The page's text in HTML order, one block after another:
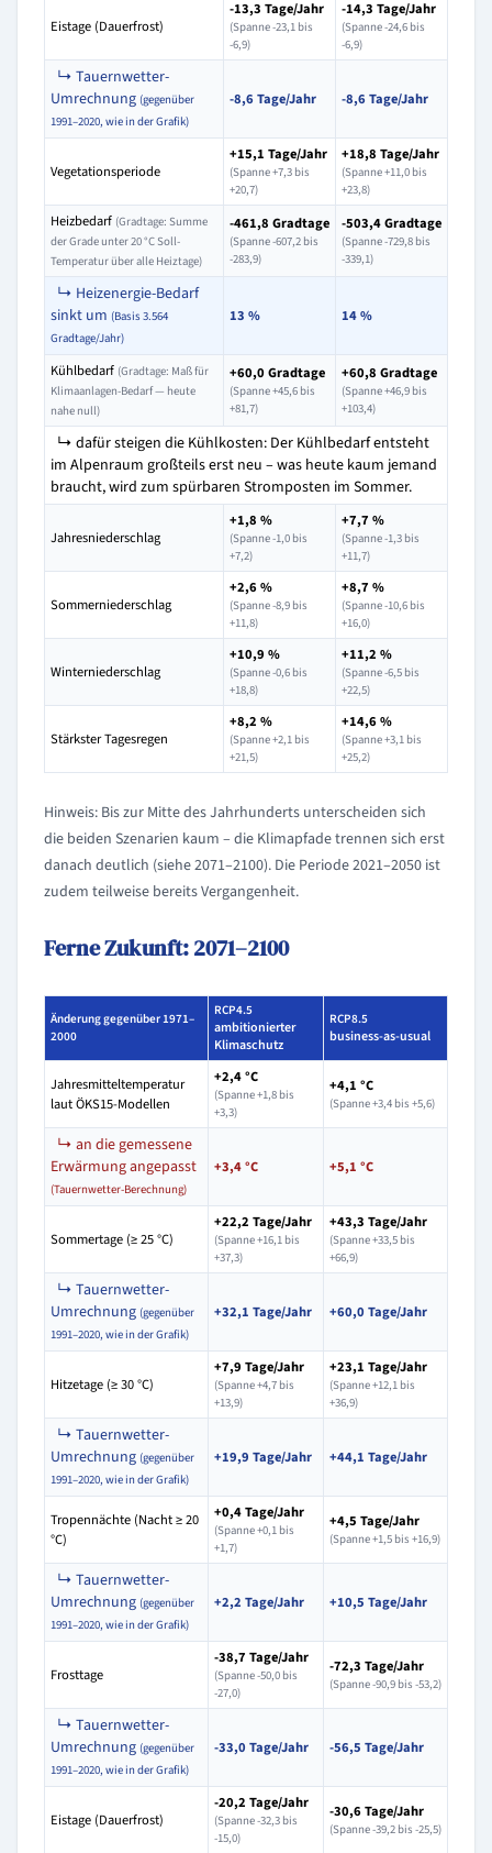
Eistage (Dauerfrost)
-13,3 Tage/Jahr
(Spanne -23,1 bis
-6,9)
-14,3 Tage/Jahr
(Spanne -24,6 bis
-6,9)
↳ Tauernwetter-
Umrechnung (gegenüber
1991–2020, wie in der Grafik)
-8,6 Tage/Jahr -8,6 Tage/Jahr
Vegetationsperiode
+15,1 Tage/Jahr
(Spanne +7,3 bis
+20,7)
+18,8 Tage/Jahr
(Spanne +11,0 bis
+23,8)
Heizbedarf (Gradtage: Summe
der Grade unter 20 °C Soll-
Temperatur über alle Heiztage)
-461,8 Gradtage
(Spanne -607,2 bis
-283,9)
-503,4 Gradtage
(Spanne -729,8 bis
-339,1)
↳ Heizenergie-Bedarf
sinkt um (Basis 3.564
Gradtage/Jahr)
13 % 14 %
Kühlbedarf (Gradtage: Maß für
Klimaanlagen-Bedarf — heute
nahe null)
+60,0 Gradtage
(Spanne +45,6 bis
+81,7)
+60,8 Gradtage
(Spanne +46,9 bis
+103,4)
↳ dafür steigen die Kühlkosten: Der Kühlbedarf entsteht
im Alpenraum großteils erst neu – was heute kaum jemand
braucht, wird zum spürbaren Stromposten im Sommer.
Jahresniederschlag
+1,8 %
(Spanne -1,0 bis
+7,2)
+7,7 %
(Spanne -1,3 bis
+11,7)
Sommerniederschlag
+2,6 %
(Spanne -8,9 bis
+11,8)
+8,7 %
(Spanne -10,6 bis
+16,0)
Winterniederschlag
+10,9 %
(Spanne -0,6 bis
+18,8)
+11,2 %
(Spanne -6,5 bis
+22,5)
Stärkster Tagesregen
+8,2 %
(Spanne +2,1 bis
+21,5)
+14,6 %
(Spanne +3,1 bis
+25,2)
Hinweis: Bis zur Mitte des Jahrhunderts unterscheiden sich
die beiden Szenarien kaum – die Klimapfade trennen sich erst
danach deutlich (siehe 2071–2100). Die Periode 2021–2050 ist
zudem teilweise bereits Vergangenheit.
Ferne Zukunft: 2071–2100
Änderung gegenüber 1971–
2000
RCP4.5
ambitionierter
Klimaschutz
RCP8.5
business-as-usual
Jahresmitteltemperatur
laut ÖKS15-Modellen
+2,4 °C
(Spanne +1,8 bis
+3,3)
+4,1 °C
(Spanne +3,4 bis +5,6)
↳ an die gemessene
Erwärmung angepasst
(Tauernwetter-Berechnung)
+3,4 °C +5,1 °C
Sommertage (≥ 25 °C)
+22,2 Tage/Jahr
(Spanne +16,1 bis
+37,3)
+43,3 Tage/Jahr
(Spanne +33,5 bis
+66,9)
↳ Tauernwetter-
Umrechnung (gegenüber
1991–2020, wie in der Grafik)
+32,1 Tage/Jahr +60,0 Tage/Jahr
Hitzetage (≥ 30 °C)
+7,9 Tage/Jahr
(Spanne +4,7 bis
+13,9)
+23,1 Tage/Jahr
(Spanne +12,1 bis
+36,9)
↳ Tauernwetter-
Umrechnung (gegenüber
1991–2020, wie in der Grafik)
+19,9 Tage/Jahr +44,1 Tage/Jahr
Tropennächte (Nacht ≥ 20
°C)
+0,4 Tage/Jahr
(Spanne +0,1 bis
+1,7)
+4,5 Tage/Jahr
(Spanne +1,5 bis +16,9)
↳ Tauernwetter-
Umrechnung (gegenüber
1991–2020, wie in der Grafik)
+2,2 Tage/Jahr +10,5 Tage/Jahr
Frosttage
-38,7 Tage/Jahr
(Spanne -50,0 bis
-27,0)
-72,3 Tage/Jahr
(Spanne -90,9 bis -53,2)
↳ Tauernwetter-
Umrechnung (gegenüber
1991–2020, wie in der Grafik)
-33,0 Tage/Jahr -56,5 Tage/Jahr
Eistage (Dauerfrost)
-20,2 Tage/Jahr
(Spanne -32,3 bis
-15,0)
-30,6 Tage/Jahr
(Spanne -39,2 bis -25,5)